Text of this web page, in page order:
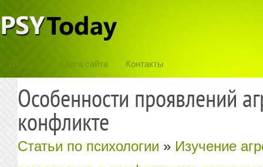
Карта сайта Контакты
Особенности проявлений
конфликте
Статьи по психологии » Изучение